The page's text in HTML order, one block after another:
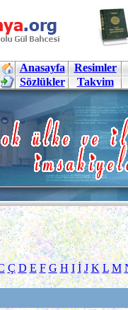
Anasayfa
Resimler
Sözlükler
Takvim
Ç D E F G H I İ J K L M